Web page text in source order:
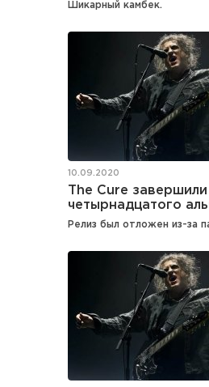
Шикарный камбек.
10.09.2020
The Cure завершили
четырнадцатого
Релиз был отложен из-за